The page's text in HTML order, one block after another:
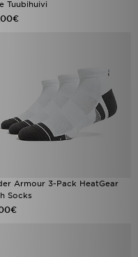
Tuubihuivi
Armour 3-Pack HeatGear
Socks